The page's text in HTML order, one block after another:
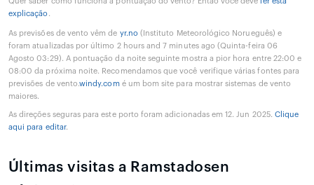
explicação .
As previsões de vento vêm de yr.no (Instituto Meteorológico Norueguês) e
foram atualizadas por último 2 hours and 7 minutes ago (Quinta-feira 06
Agosto 03:29). A pontuação da noite seguinte mostra a pior hora entre 22:00 e
08:00 da próxima noite. Recomendamos que você verifique várias fontes para
previsões de vento.windy.comé um bom site para mostrar sistemas de vento
maiores.
As direções seguras para este porto foram adicionadas em 12. Jun 2025. Clique
aqui para editar.
Últimas visitas a Ramstadosen